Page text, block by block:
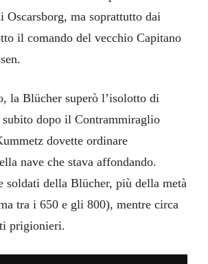
Oscarsborg, ma soprattutto dai
il comando del vecchio Capitano
la Blücher superò l’isolotto di
subito dopo il Contrammiraglio
dovette ordinare
nave che stava affondando.
della Blücher, più della metà
tra i 650 e gli 800), mentre circa
prigionieri.